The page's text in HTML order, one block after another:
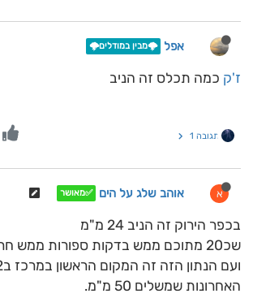
אפל 🌩️מבין במודלים🌩️
ז'ק כמה תכלס זה הניב
תגובה 1
א אוהב שלג על הים ✅מאושר
בכפר הירוק זה הניב 24 מ"מ
שכ20 מתוכם ממש בדקות ספורות ממש חריג
האחרונות שמשלים 50 מ"מ.